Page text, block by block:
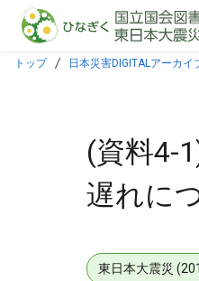
本文に飛ぶ
トップ 日本災害DIGITALアーカ
(資料4-
遅れに
東日本大震災